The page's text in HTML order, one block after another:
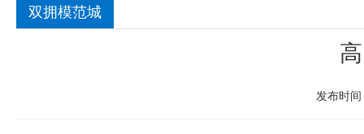
双拥模范城
发布时